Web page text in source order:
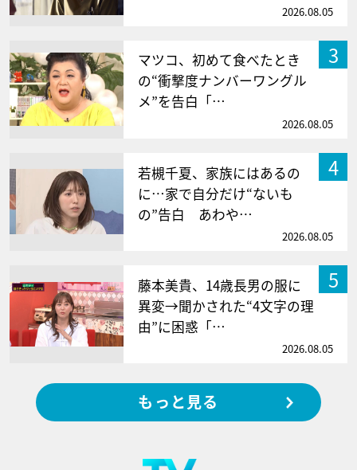
2026.08.05
3
マツコ、初めて食べたとき
の“衝撃度ナンバーワングル
メ”を告白「…
2026.08.05
4
若槻千夏、家族にはあるの
に…家で自分だけ“ないも
の”告白 あわや…
2026.08.05
5
藤本美貴、14歳長男の服に
異変→聞かされた“4文字の理
由”に困惑「…
2026.08.05
もっと見る